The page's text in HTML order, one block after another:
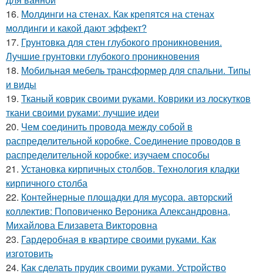
16. Молдинги на стенах. Как крепятся на стенах
молдинги и какой дают эффект?
17. Грунтовка для стен глубокого проникновения.
Лучшие грунтовки глубокого проникновения
18. Мобильная мебель трансформер для спальни. Типы
и виды
19. Тканый коврик своими руками. Коврики из лоскутков
ткани своими руками: лучшие идеи
20. Чем соединить провода между собой в
распределительной коробке. Соединение проводов в
распределительной коробке: изучаем способы
21. Установка кирпичных столбов. Технология кладки
кирпичного столба
22. Контейнерные площадки для мусора. авторский
коллектив: Поповиченко Вероника Александровна,
Михайлова Елизавета Викторовна
23. Гардеробная в квартире своими руками. Как
изготовить
24. Как сделать прудик своими руками. Устройство